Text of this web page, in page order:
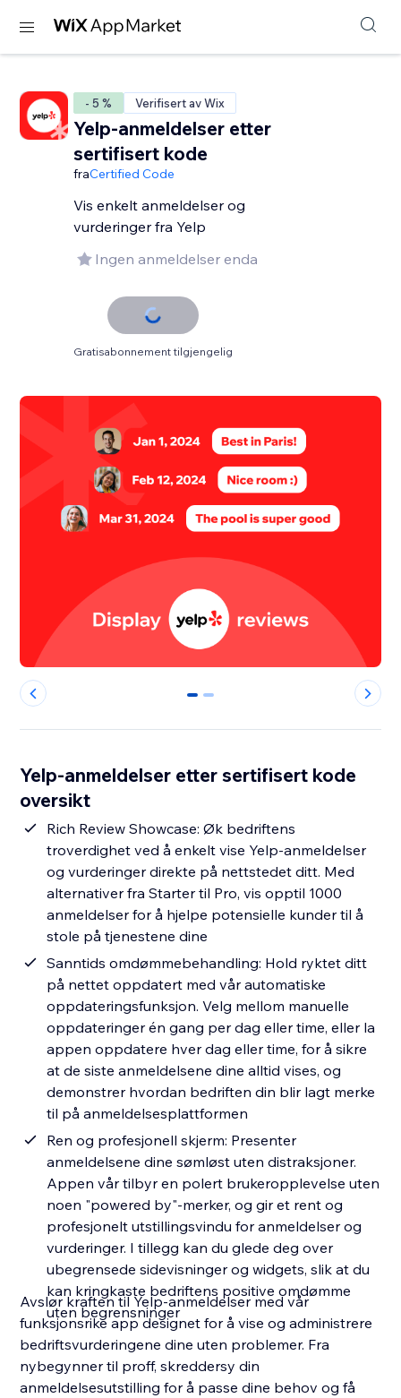
- 5 % Verifisert av Wix
Yelp-anmeldelser etter
sertifisert kode
fraCertified Code
Vis enkelt anmeldelser og
vurderinger fra Yelp
Ingen anmeldelser enda
Gratisabonnement tilgjengelig
0 1
Yelp-anmeldelser etter sertifisert kode
oversikt
Rich Review Showcase: Øk bedriftens
troverdighet ved å enkelt vise Yelp-anmeldelser
og vurderinger direkte på nettstedet ditt. Med
alternativer fra Starter til Pro, vis opptil 1000
anmeldelser for å hjelpe potensielle kunder til å
stole på tjenestene dine
Sanntids omdømmebehandling: Hold ryktet ditt
på nettet oppdatert med vår automatiske
oppdateringsfunksjon. Velg mellom manuelle
oppdateringer én gang per dag eller time, eller la
appen oppdatere hver dag eller time, for å sikre
at de siste anmeldelsene dine alltid vises, og
demonstrer hvordan bedriften din blir lagt merke
til på anmeldelsesplattformen
Ren og profesjonell skjerm: Presenter
anmeldelsene dine sømløst uten distraksjoner.
Appen vår tilbyr en polert brukeropplevelse uten
noen "powered by"-merker, og gir et rent og
profesjonelt utstillingsvindu for anmeldelser og
vurderinger. I tillegg kan du glede deg over
ubegrensede sidevisninger og widgets, slik at du
kan kringkaste bedriftens positive omdømme
uten begrensninger
Avslør kraften til Yelp-anmeldelser med vår
funksjonsrike app designet for å vise og administrere
bedriftsvurderingene dine uten problemer. Fra
nybegynner til proff, skreddersy din
anmeldelsesutstilling for å passe dine behov og få